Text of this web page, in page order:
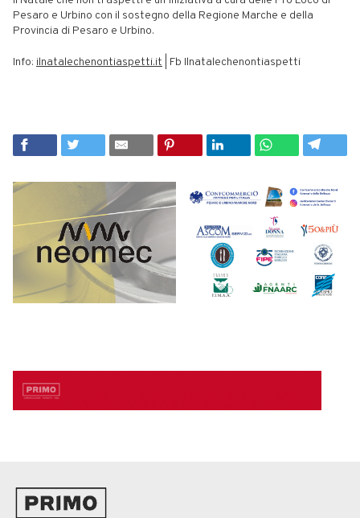
Pesaro e Urbino con il sostegno della Regione Marche e della
Provincia di Pesaro e Urbino.
Info: ilnatalechenontiaspetti.it | Fb Ilnatalechenontiaspetti